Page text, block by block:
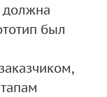
должна
был